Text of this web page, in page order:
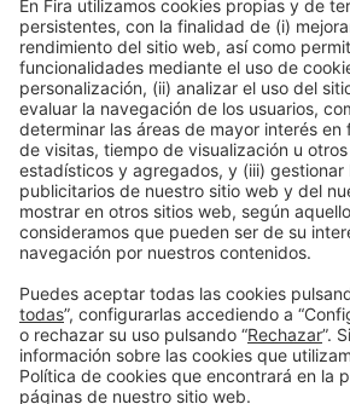
Te informaremos de las novedades que
perfil. Mientras, te invitamos a seguir
estamos preparando en
Sigue navegando
Información generalAviso legal
Política de cookies